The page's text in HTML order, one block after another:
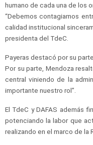
humano de cada una de los
“Debemos contagiarnos
calidad institucional
presidenta del TdeC.
Payeras destacó por su
Por su parte, Mendoza
central viniendo de la
importante nuestro rol”.
El TdeC y DAFAS además
potenciando la labor que
realizando en el marco de la